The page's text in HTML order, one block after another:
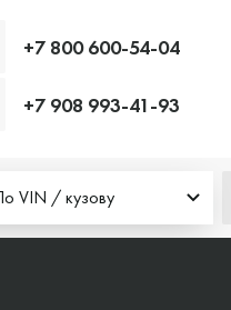
+7 800 600-54-04
+7 908 993-41-93
VIN / кузову